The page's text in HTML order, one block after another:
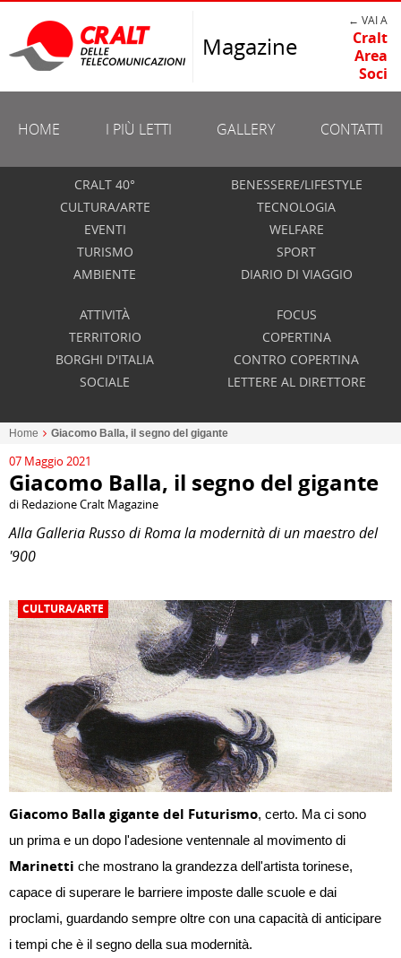
Magazine
← VAI A
Cralt
Area
Soci
HOME I PIÙ LETTI GALLERY CONTATTI
CRALT 40°
CULTURA/ARTE
EVENTI
TURISMO
AMBIENTE
BENESSERE/LIFESTYLE
TECNOLOGIA
WELFARE
SPORT
DIARIO DI VIAGGIO
ATTIVITÀ
TERRITORIO
BORGHI D'ITALIA
SOCIALE
FOCUS
COPERTINA
CONTRO COPERTINA
LETTERE AL DIRETTORE
Home Giacomo Balla, il segno del gigante
07 Maggio 2021
Giacomo Balla, il segno del gigante
di Redazione Cralt Magazine
Alla Galleria Russo di Roma la modernità di un maestro del
'900
CULTURA/ARTE
Giacomo Balla gigante del Futurismo, certo. Ma ci sono
un prima e un dopo l'adesione ventennale al movimento di
Marinetti che mostrano la grandezza dell'artista torinese,
capace di superare le barriere imposte dalle scuole e dai
proclami, guardando sempre oltre con una capacità di anticipare
i tempi che è il segno della sua modernità.